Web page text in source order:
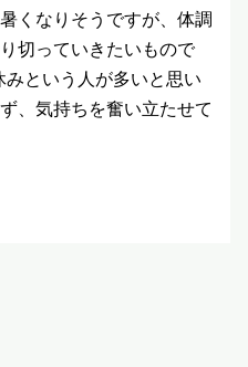
くなりそうですが、体調
切っていきたいもので
という人が多いと思い
、気持ちを奮い立たせて